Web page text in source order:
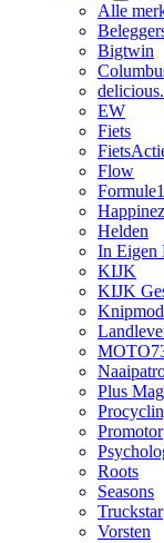
Alle
Bigtwin
delicious.
EW
Fiets
Flow
Formule1
Happinez
Helden
In Eigen
KIJK
KIJK
Plus
Promotor
Roots
Seasons
Truckstar
Vorsten